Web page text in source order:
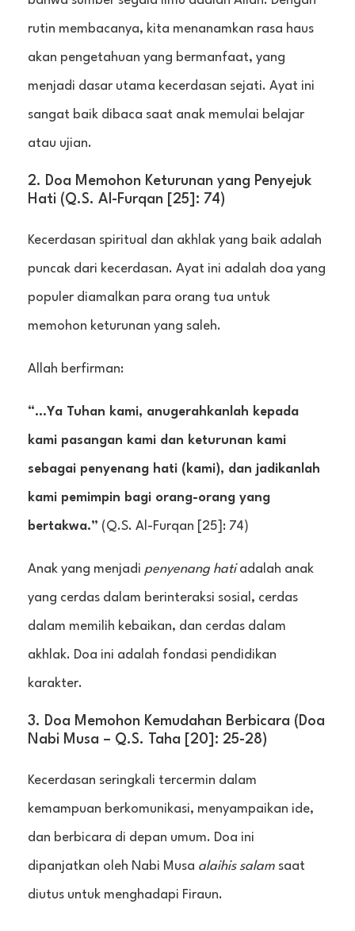
rutin membacanya, kita menanamkan rasa haus
akan pengetahuan yang bermanfaat, yang
menjadi dasar utama kecerdasan sejati. Ayat ini
sangat baik dibaca saat anak memulai belajar
atau ujian.
2. Doa Memohon Keturunan yang Penyejuk
Hati (Q.S. Al-Furqan [25]: 74)
Kecerdasan spiritual dan akhlak yang baik adalah
puncak dari kecerdasan. Ayat ini adalah doa yang
populer diamalkan para orang tua untuk
memohon keturunan yang saleh.
Allah berfirman:
“…Ya Tuhan kami, anugerahkanlah kepada
kami pasangan kami dan keturunan kami
sebagai penyenang hati (kami), dan jadikanlah
kami pemimpin bagi orang-orang yang
bertakwa.” (Q.S. Al-Furqan [25]: 74)
Anak yang menjadi penyenang hatiadalah anak
yang cerdas dalam berinteraksi sosial, cerdas
dalam memilih kebaikan, dan cerdas dalam
akhlak. Doa ini adalah fondasi pendidikan
karakter.
3. Doa Memohon Kemudahan Berbicara (Doa
Nabi Musa – Q.S. Taha [20]: 25-28)
Kecerdasan seringkali tercermin dalam
kemampuan berkomunikasi, menyampaikan ide,
dan berbicara di depan umum. Doa ini
dipanjatkan oleh Nabi Musa alaihis salam saat
diutus untuk menghadapi Firaun.